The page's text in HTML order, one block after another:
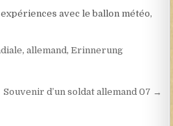
avec le ballon météo,
,allemand,Erinnerung
Souvenir d’un soldat allemand 07 →